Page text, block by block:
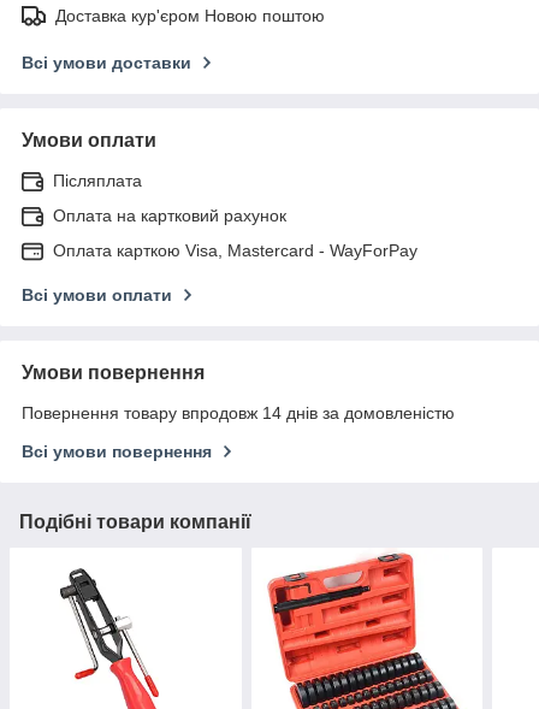
Доставка кур'єром Новою поштою
Всі умови доставки
Умови оплати
Післяплата
Оплата на картковий рахунок
Оплата карткою Visa, Mastercard - WayForPay
Всі умови оплати
Умови повернення
Повернення товару впродовж 14 днів за домовленістю
Всі умови повернення
Подібні товари компанії